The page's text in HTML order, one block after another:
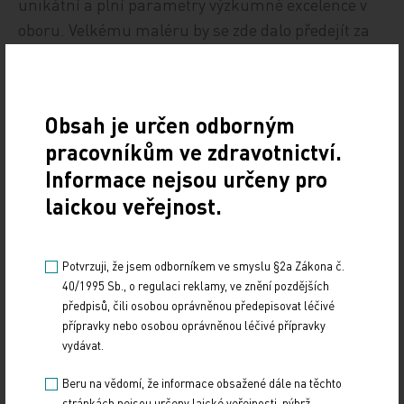
oboru. Velkému maléru by se zde dalo předejít za
O peníze si ale říká každý. Proč by měly jít zrovna
na výzkum v psychiatrii? Co za to společnost
dostane zpátky?
Našim cílem je samozřejmě špičkový výzkum,
jehož výsledky budeme publikovat v prestižních
časopisech s vysokým impakt faktorem. V tomto
směru už máme leccos za sebou. To by ale pro tak
velkou instituci bylo málo. Daleko důležitější je, že
NÚDZ má potenciál pozitivně ovlivňovat profil péče
Obsah je určen odborným
pracovníkům ve zdravotnictví.
Informace nejsou určeny pro
laickou veřejnost.
Potvrzuji, že jsem odborníkem ve smyslu §2a Zákona č.
40/1995 Sb., o regulaci reklamy, ve znění pozdějších
předpisů, čili osobou oprávněnou předepisovat léčivé
přípravky nebo osobou oprávněnou léčivé přípravky
vydávat.
Beru na vědomí, že informace obsažené dále na těchto